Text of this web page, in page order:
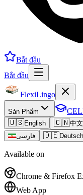
Bắt đầu
Bắt đầu
FlexiLingo
Sản Phẩm
🇺🇸English 🇨🇳中文
فارسی
🇩🇪Deutsch
Available on
Chrome & Firefox
Web App